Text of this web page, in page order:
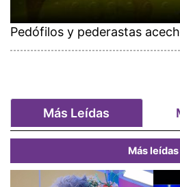
Pedófilos y pederastas
Más Leídas
Más leídas